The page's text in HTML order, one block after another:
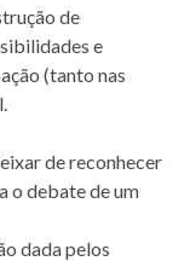
de
e
(tanto nas
de reconhecer
o debate de um
dada pelos